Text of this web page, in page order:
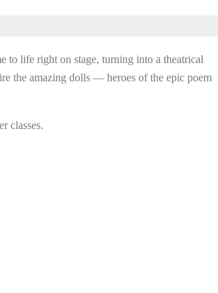
to life right on stage, turning into a theatrical
the amazing dolls — heroes of the epic poem
classes.